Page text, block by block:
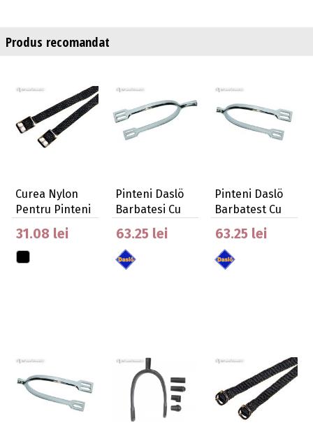
Produs recomandat
Curea Nylon
Pentru Pinteni
31.08 lei
Pinteni Daslö
Barbatesi Cu
Tija Medie, …
63.25 lei
Pinteni Daslö
Barbatest Cu
Tija Scurta,…
63.25 lei